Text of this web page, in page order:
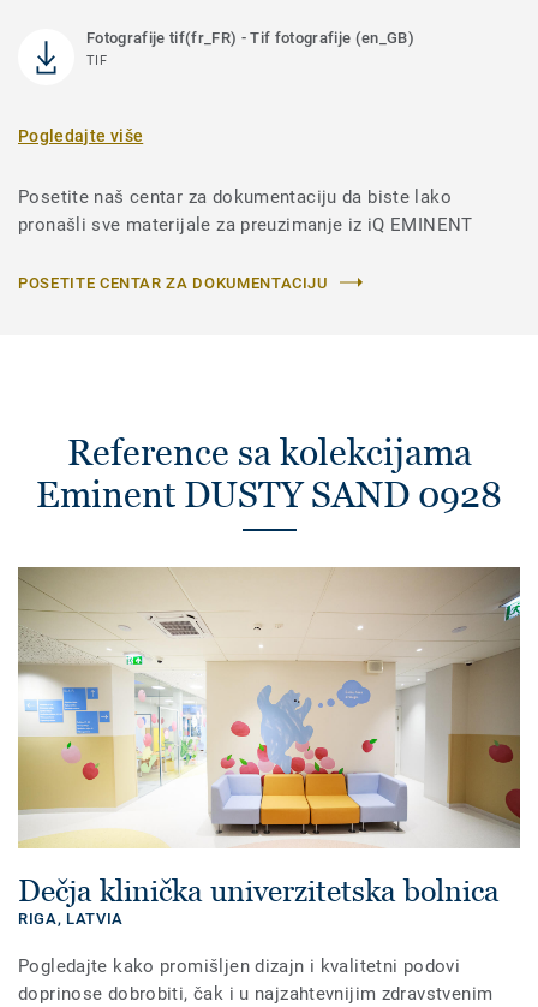
Fotografije tif(fr_FR) - Tif fotografije (en_GB)
TIF
Pogledajte više
Posetite naš centar za dokumentaciju da biste lako
pronašli sve materijale za preuzimanje iz iQ EMINENT
POSETITE CENTAR ZA DOKUMENTACIJU
Reference sa kolekcijama
Eminent DUSTY SAND 0928
Dečja klinička univerzitetska bolnica
RIGA, LATVIA
Pogledajte kako promišljen dizajn i kvalitetni podovi
doprinose dobrobiti, čak i u najzahtevnijim zdravstvenim